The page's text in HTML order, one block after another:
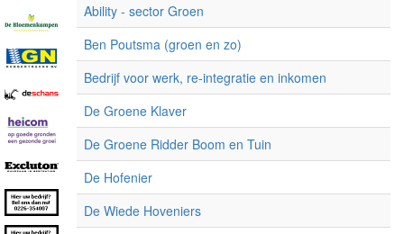
Ability - sector Groen
Ben Poutsma (groen en zo)
Bedrijf voor werk, re-integratie en inkomen
De Groene Klaver
De Groene Ridder Boom en Tuin
De Hofenier
De Wiede Hoveniers